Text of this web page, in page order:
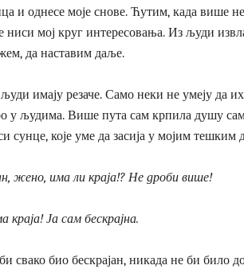
и однесе моје снове. Ћутим, када више
ниси мој круг интересовања. Из људи
да наставим даље.
имају резаче. Само неки не умеју да
у људима. Више пута сам крпила душу
сунце, које уме да засија у мојим тешким
жено, има ли краја!? Не дроби више!
краја! Ја сам бескрајна.
свако био бескрајан, никада не би било